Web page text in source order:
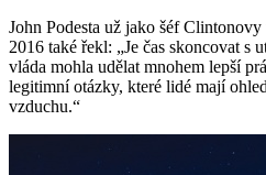
John Podesta už jako šéf
2016 také řekl: „Je čas skoncovat s
vláda mohla udělat mnohem lepší
legitimní otázky, které lidé mají
vzduchu.“